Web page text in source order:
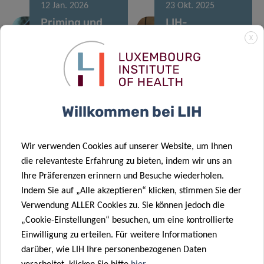
12 Jan. 2026
Priming und
Umstrukturierung
Immunlandschaft
23 Okt. 2025
LIH-
werden durch
den Pelican
Grant
Fortschritte in
der Forschung
zu
Krebserkrankungen
bei Kindern
24 Sep. 2025
Europa startet
Verbesserung
und Aktualität
von
Krebsdaten
zur Stärkung
der
Krebsbekämpfung
10 Sep. 2025
Identifizierung
eines
Luxembourg
Institute of
Health erhält
X
Willkommen bei LIH
Wir verwenden Cookies auf unserer Website, um Ihnen
die relevanteste Erfahrung zu bieten, indem wir uns an
Ihre Präferenzen erinnern und Besuche wiederholen.
Indem Sie auf „Alle akzeptieren“ klicken, stimmen Sie der
Verwendung ALLER Cookies zu. Sie können jedoch die
„Cookie-Einstellungen“ besuchen, um eine kontrollierte
Einwilligung zu erteilen. Für weitere Informationen
darüber, wie LIH Ihre personenbezogenen Daten